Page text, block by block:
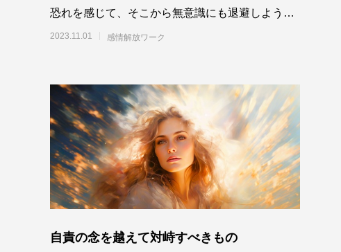
恐れを感じて、そこから無意識にも退避しようと
しているんですね。だから、退避しないで留まっ
2023.11.01 感情解放ワーク
自責の念を越えて対峙すべきもの